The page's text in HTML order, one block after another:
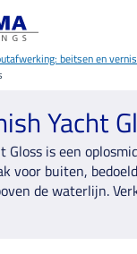
beitsen en
Yacht
Gloss is een
voor buiten,
de waterlijn.